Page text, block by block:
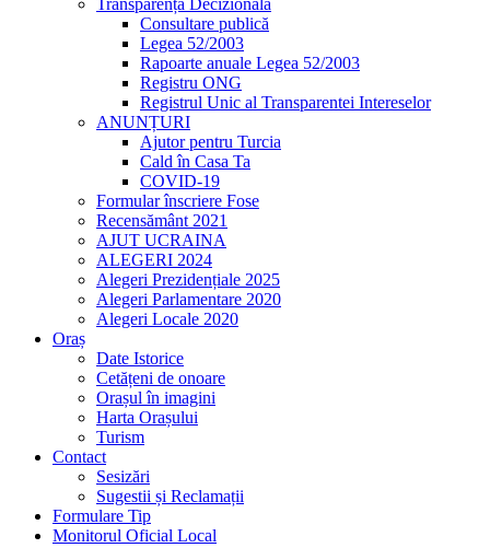
Consultare publică
Legea 52/2003
Rapoarte anuale Legea 52/2003
Registru ONG
Registrul Unic al Transparentei Intereselor
ANUNȚURI
Ajutor pentru Turcia
Cald în Casa Ta
COVID-19
Formular înscriere Fose
Recensământ 2021
AJUT UCRAINA
ALEGERI 2024
Alegeri Prezidențiale 2025
Alegeri Parlamentare 2020
Alegeri Locale 2020
Oraș
Date Istorice
Cetățeni de onoare
Orașul în imagini
Harta Orașului
Turism
Contact
Sesizări
Sugestii și Reclamații
Formulare Tip
Monitorul Oficial Local